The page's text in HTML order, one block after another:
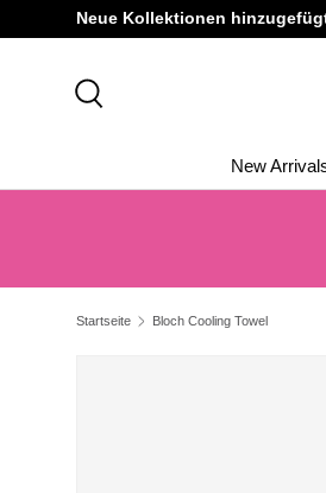
DIREKT ZUM INHALT
Neue Kollektionen
New
Startseite Bloch Cooling Towel